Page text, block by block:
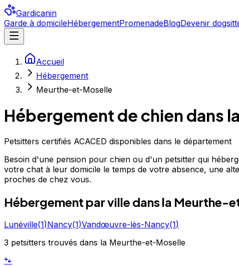
Gardicanin
Garde à domicileHébergementPromenadeBlogDevenir
Accueil
Hébergement
Meurthe-et-Moselle
Hébergement de chien dans
Petsitters certifiés ACACED disponibles dans le département
Besoin d'une pension pour chien ou d'un petsitter qui
votre chat à leur domicile le temps de votre absence, une
proches de chez vous.
Hébergement par ville dans la Meurthe-
Lunéville(1)Nancy(1)Vandœuvre-lès-Nancy(1)
3 petsitters trouvés dans la Meurthe-et-Moselle
🐾